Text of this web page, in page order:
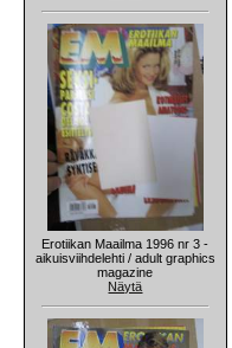
Erotiikan Maailma 1996 nr 3 -
aikuisviihdelehti / adult graphics
magazine
Näytä